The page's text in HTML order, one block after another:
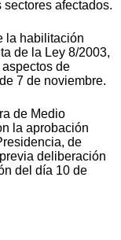
afectados.
la habilitación
de la Ley 8/2003,
de
7 de noviembre.
de Medio
la aprobación
de
deliberación
del día 10 de